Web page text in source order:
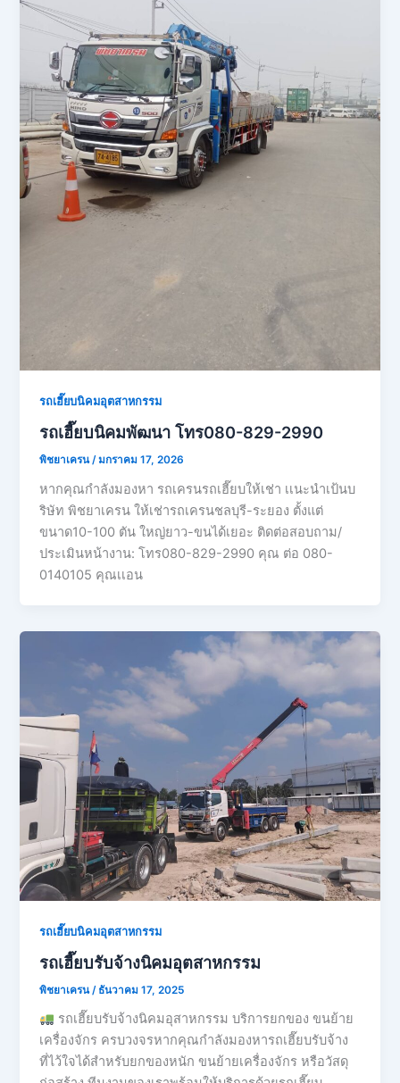
รถเฮี๊ยบนิคมอุตสาหกรรม
รถเฮี๊ยบนิคมพัฒนา โทร080-829-2990
พิชยาเครน/มกราคม 17, 2026
หากคุณกำลังมองหา รถเครนรถเฮี๊ยบให้เช่า เเนะนำเป้นบ
ริษัท พิชยาเครน ให้เช่ารถเครนชลบุรี-ระยอง ตั้งแต่
ขนาด10-100 ตัน ใหญ่ยาว-ขนได้เยอะ ติดต่อสอบถาม/
ประเมินหน้างาน: โทร080-829-2990 คุณ ต่อ 080-
0140105 คุณเเอน
รถเฮี๊ยบนิคมอุตสาหกรรม
รถเฮี๊ยบรับจ้างนิคมอุตสาหกรรม
พิชยาเครน / ธันวาคม 17, 2025
รถเฮี๊ยบรับจ้างนิคมอุสาหกรรม บริการยกของ ขนย้าย
เครื่องจักร ครบวงจรหากคุณกำลังมองหารถเฮี๊ยบรับจ้าง
ที่ไว้ใจได้สำหรับยกของหนัก ขนย้ายเครื่องจักร หรือวัสดุ